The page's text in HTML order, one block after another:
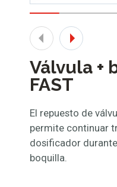
Válvula +
FAST
El repuesto de
permite continuar
dosificador
boquilla.